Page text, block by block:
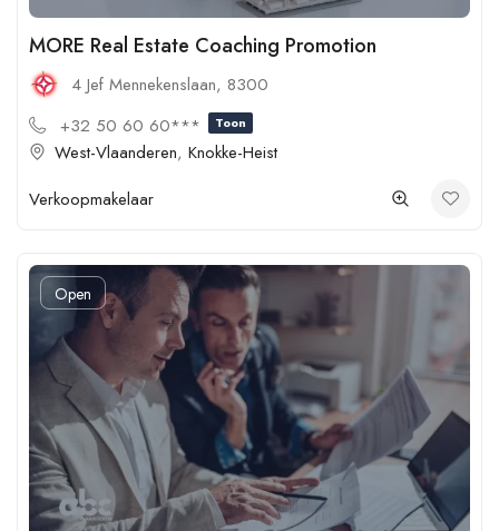
MORE Real Estate Coaching Promotion
4 Jef Mennekenslaan, 8300
+32 50 60 60***
Toon
West-Vlaanderen, Knokke-Heist
Verkoopmakelaar
Open